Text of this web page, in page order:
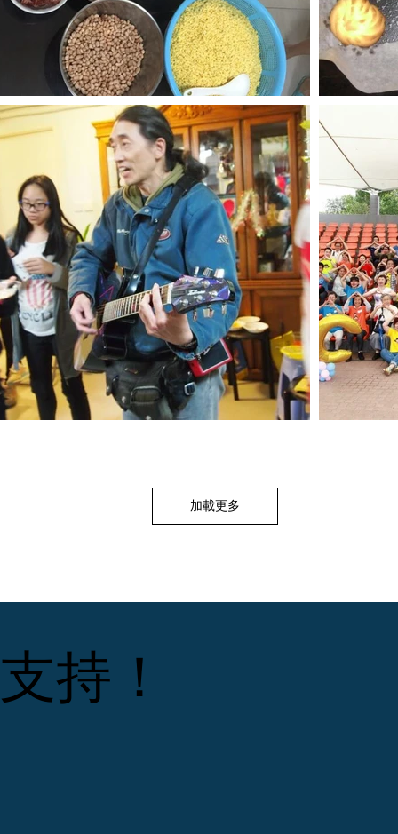
加載更多
持！